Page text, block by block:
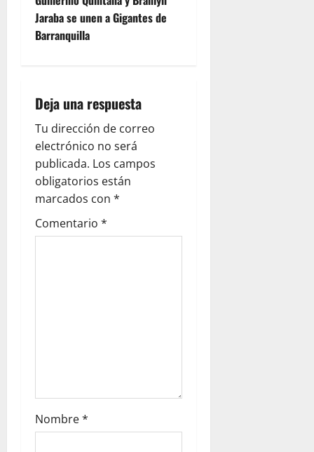
Jaraba se unen a Gigantes de
Barranquilla
Deja una respuesta
Tu dirección de correo
electrónico no será
publicada. Los campos
obligatorios están
marcados con *
Comentario *
Nombre*